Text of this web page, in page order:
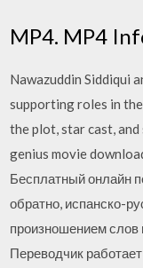
MP4. MP4
Nawazuddin Siddiqui
supporting roles in
the plot, star cast,
genius movie
Бесплатный онлайн
обратно, испанско-
произношением слов
Переводчик